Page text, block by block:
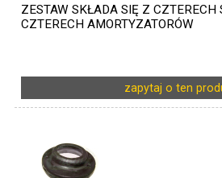
ZESTAW SKŁADA SIĘ Z CZTERECH
CZTERECH AMORTYZATORÓW
zapytaj o ten